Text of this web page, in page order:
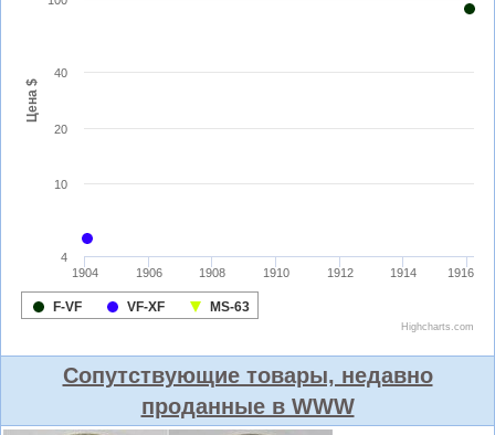
Сопутствующие товары, недавно
проданные в WWW